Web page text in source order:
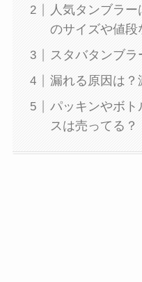
人気タンブラ
のサイズや値段
スタバタンブラ
漏れる原因は？
パッキンやボト
スは売ってる？